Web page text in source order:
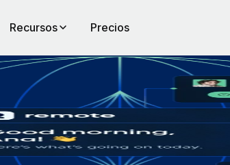
Recursos Precios
y adminístralos con Remote. Tú céntrate